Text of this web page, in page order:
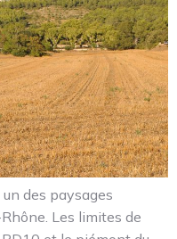
des paysages
Les limites de